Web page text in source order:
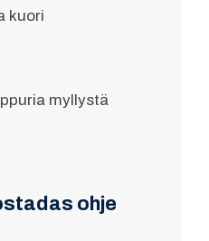
kuori
myllystä
ohje